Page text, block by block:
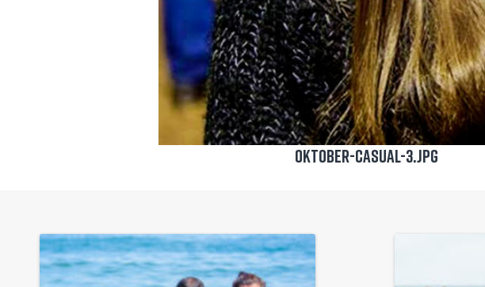
Oktober-Casual-3.jpg